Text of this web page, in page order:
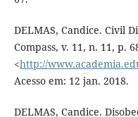
DELMAS, Candice. Civil
Compass, v. 11, n. 11, p.
<http://
Acesso em: 12 jan. 2018.
DELMAS, Candice.